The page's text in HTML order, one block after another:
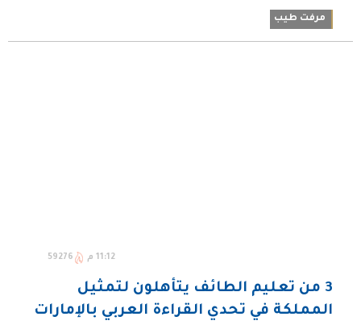
مرفت طيب
11:12 م 59276
3 من تعليم الطائف يتأهلون لتمثيل
المملكة في تحدي القراءة العربي بالإمارات